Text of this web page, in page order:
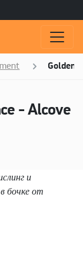
Golden
- Alcove
и
бочке от